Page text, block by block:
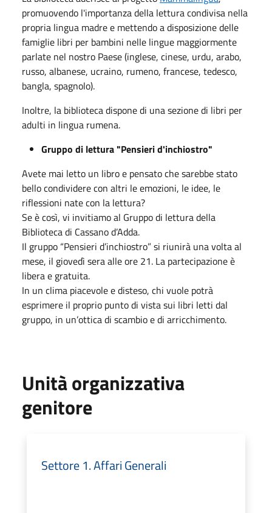
promuovendo l'importanza della lettura condivisa nella
propria lingua madre e mettendo a disposizione delle
famiglie libri per bambini nelle lingue maggiormente
parlate nel nostro Paese (inglese, cinese, urdu, arabo,
russo, albanese, ucraino, rumeno, francese, tedesco,
bangla, spagnolo).
Inoltre, la biblioteca dispone di una sezione di libri per
adulti in lingua rumena.
Gruppo di lettura "Pensieri d'inchiostro"
Avete mai letto un libro e pensato che sarebbe stato
bello condividere con altri le emozioni, le idee, le
riflessioni nate con la lettura?
Se è così, vi invitiamo al Gruppo di lettura della
Biblioteca di Cassano d’Adda.
Il gruppo “Pensieri d’inchiostro” si riunirà una volta al
mese, il giovedì sera alle ore 21. La partecipazione è
libera e gratuita.
In un clima piacevole e disteso, chi vuole potrà
esprimere il proprio punto di vista sui libri letti dal
gruppo, in un’ottica di scambio e di arricchimento.
Unità organizzativa
genitore
Settore 1. Affari Generali